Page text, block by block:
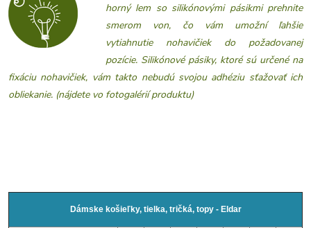
horný lem so silikónovými pásikmi prehnite
smerom von, čo vám umožní ľahšie
vytiahnutie nohavičiek do požadovanej
pozície. Silikónové pásiky, ktoré sú určené na
fixáciu nohavičiek, vám takto nebudú svojou adhéziu sťažovať ich
obliekanie. (nájdete vo fotogalérií produktu)
Dámske košieľky, tielka, tričká, topy - Eldar